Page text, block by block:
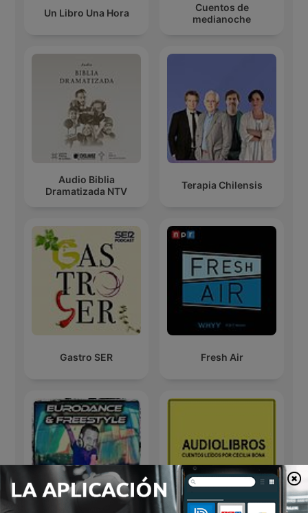
Un Libro Una Hora
Cuentos de
medianoche
Audio Biblia
Dramatizada NTV
Terapia Chilensis
Gastro SER Fresh Air